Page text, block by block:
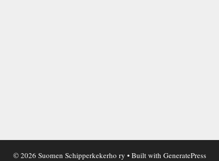
© 2026 Suomen Schipperkekerho ry • Built with GeneratePress